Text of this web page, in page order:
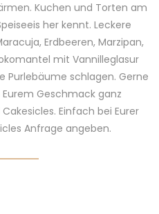
Kuchen und Torten am
her kennt. Leckere
Erdbeeren, Marzipan,
mit Vannilleglasur
Purlebäume schlagen. Gerne
Geschmack ganz
Einfach bei Eurer
Anfrage angeben.